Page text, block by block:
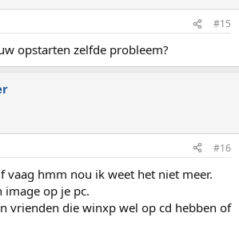
#15
opstarten zelfde probleem?
#16
vaag hmm nou ik weet het niet meer.
image op je pc.
vrienden die winxp wel op cd hebben of